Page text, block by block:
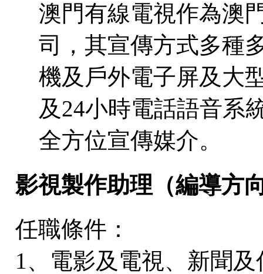
澳門有線電視作為澳
司，其宣傳方式多種
機及戶外電子屏及大
及24小時電話語音系
全方位宣傳媒介。
影視製作助理（編導方
任職條件：
1、電影及電視、新聞